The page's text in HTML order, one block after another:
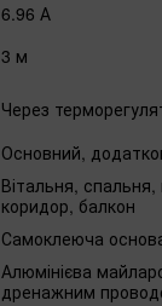
6.96 А
3 м
Через
Основний,
Вітальня,
коридор, балкон
Самоклеюча основа
Алюмінієва
дренажним